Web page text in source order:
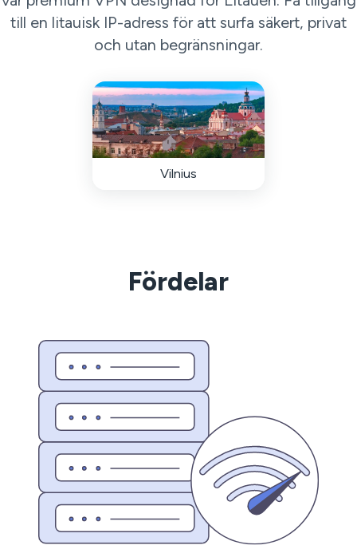
till en litauisk IP-adress för att surfa säkert, privat
och utan begränsningar.
Vilnius
Fördelar